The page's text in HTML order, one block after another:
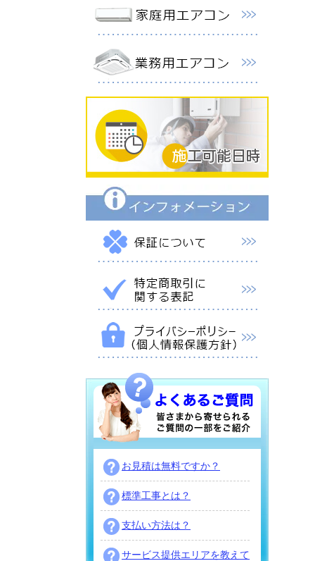
お見積は無料ですか？
標準工事とは？
支払い方法は？
サービス提供エリアを教えて